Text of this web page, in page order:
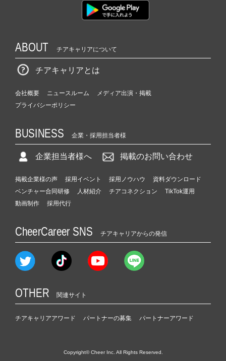
ABOUT チアキャリアについて
チアキャリアとは
会社概要 ニュースルーム
メディア出演・掲載
プライバシーポリシー
BUSINESS 企業・採用担当者様
企業担当者様へ 掲載のお問い合わせ
掲載企業様の声 採用イベント 採用ノウハウ
資料ダウンロード
ベンチャー合同研修
人材紹介 チアコネクション
TikTok運用
動画制作
採用代行
CheerCareer SNS チアキャリアからの発信
OTHER 関連サイト
チアキャリアアワード パートナーの募集 パートナーアワード
Copyright© Cheer Inc. All Rights Reserved.